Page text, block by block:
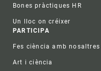
Bones pràctiques HR
Un lloc on créixer
PARTICIPA
Fes ciència amb nosaltres
Art i ciència